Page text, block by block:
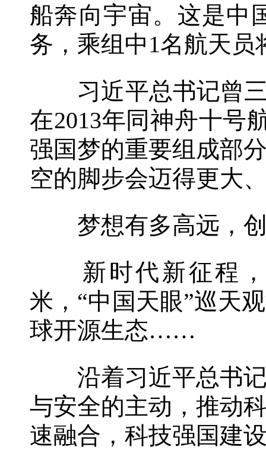
船奔向宇宙。这是中
务，乘组中1名航天
习近平总书记曾三
在2013年同神舟十号
强国梦的重要组成部
空的脚步会迈得更大
梦想有多高远，创
新时代新征程，
米，“中国天眼”巡天
球开源生态……
沿着习近平总书记
与安全的主动，推动
速融合，科技强国建